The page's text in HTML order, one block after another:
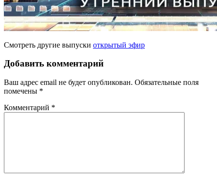
Смотреть другие выпуски открытый эфир
Добавить комментарий
Ваш адрес email не будет опубликован. Обязательные поля
помечены *
Комментарий *